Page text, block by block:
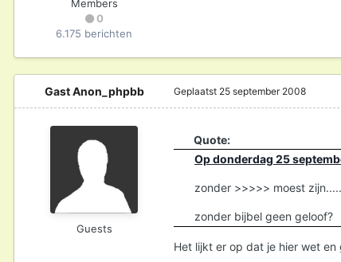
Members
0
6.175 berichten
Gast Anon_phpbb
Guests
Geplaatst 25 september 2008
Quote:
Op donderdag 25
zonder >>>>> moest
zonder bijbel geen geloof?
Het lijkt er op dat je hier wet en